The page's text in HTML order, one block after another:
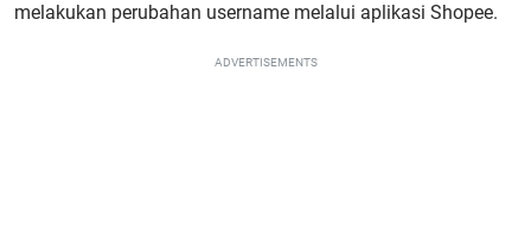
melakukan perubahan username melalui aplikasi Shopee.
ADVERTISEMENTS